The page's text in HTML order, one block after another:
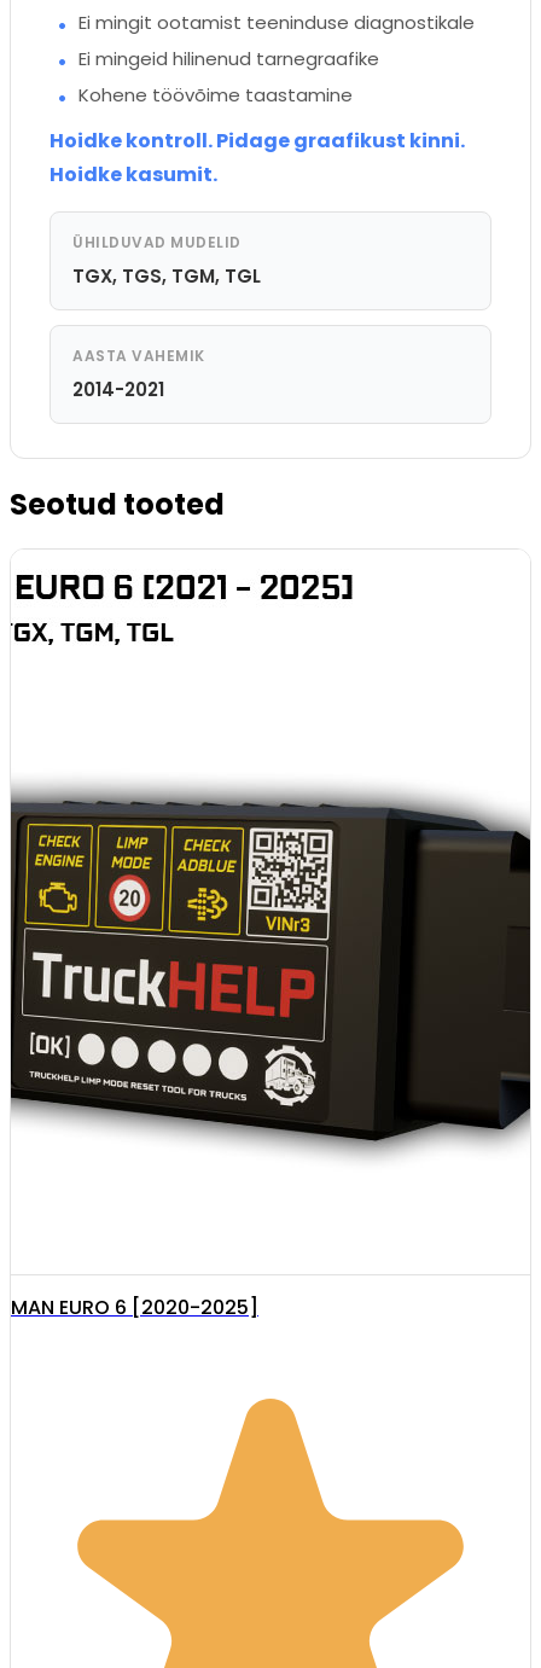
Ei mingit ootamist teeninduse diagnostikale
Ei mingeid hilinenud tarnegraafike
Kohene töövõime taastamine
Hoidke kontroll. Pidage graafikust kinni.
Hoidke kasumit.
ÜHILDUVAD MUDELID
TGX, TGS, TGM, TGL
AASTA VAHEMIK
2014-2021
Seotud tooted
MAN EURO 6 [2020-2025]